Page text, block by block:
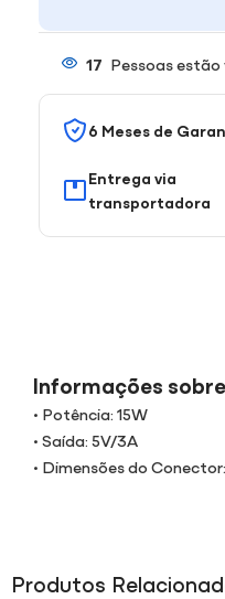
17 Pessoas
6 Meses de
Entrega via
transportadora
Informações
• Potência: 15W
• Saída: 5V/3A
• Dimensões do
Produtos